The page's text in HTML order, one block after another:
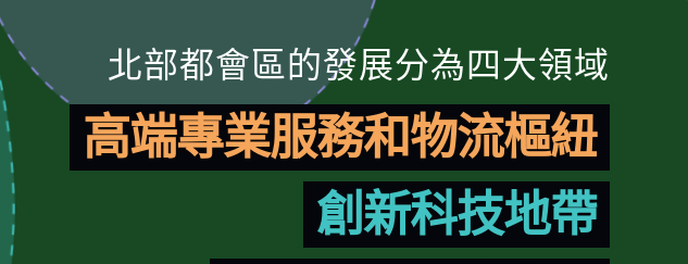
北部都會區的發展分為四大領域
高端專業服務和物流樞紐
創新科技地帶